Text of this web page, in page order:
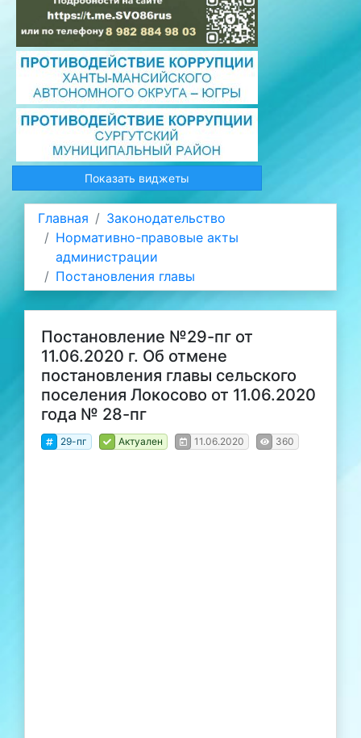
Показать виджеты
Главная
Законодательство
Нормативно-правовые акты
администрации
Постановления главы
Постановление №29-пг от
11.06.2020 г. Об отмене
постановления главы сельского
поселения Локосово от 11.06.2020
года № 28-пг
29-пг Актуален 11.06.2020 360